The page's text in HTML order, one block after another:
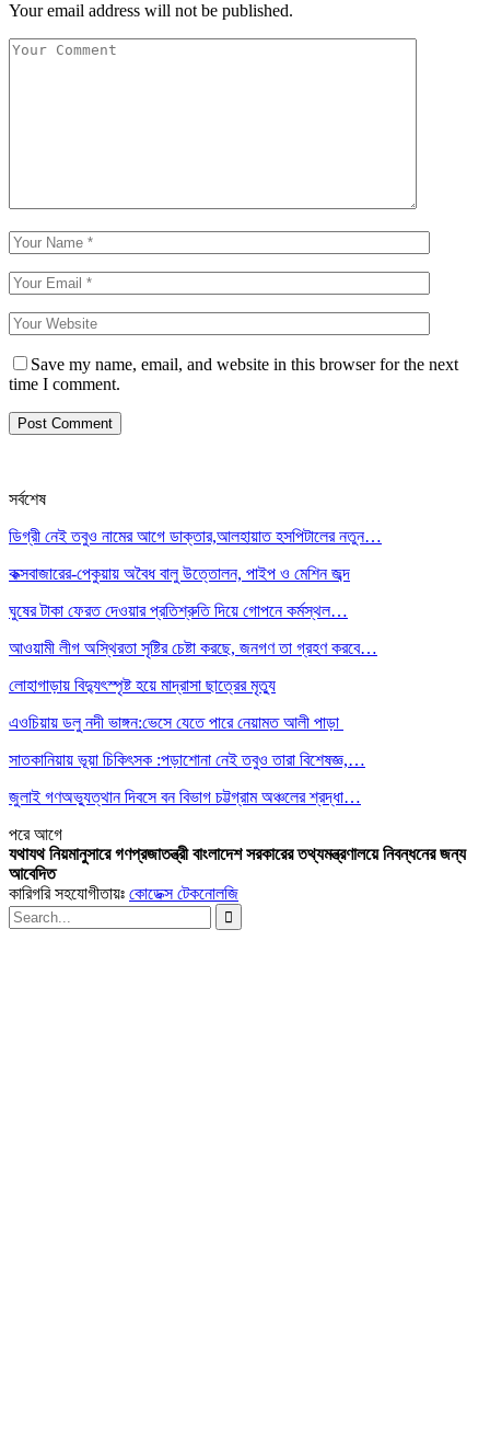
Your email address will not be published.
Save my name, email, and website in this browser for the next
time I comment.
সর্বশেষ
ডিগ্রী নেই তবুও নামের আগে ডাক্তার,আলহায়াত হসপিটালের নতুন…
কক্সবাজারের-পেকুয়ায় অবৈধ বালু উত্তোলন, পাইপ ও মেশিন জব্দ
ঘুষের টাকা ফেরত দেওয়ার প্রতিশ্রুতি দিয়ে গোপনে কর্মস্থল…
আওয়ামী লীগ অস্থিরতা সৃষ্টির চেষ্টা করছে, জনগণ তা গ্রহণ করবে…
লোহাগাড়ায় বিদ্যুৎস্পৃষ্ট হয়ে মাদ্রাসা ছাত্রের মৃত্যু
এওচিয়ায় ডলু নদী ভাঙ্গন:ভেসে যেতে পারে নেয়ামত আলী পাড়া
সাতকানিয়ায় ভূয়া চিকিৎসক :পড়াশোনা নেই তবুও তারা বিশেষজ্ঞ,…
জুলাই গণঅভ্যুত্থান দিবসে বন বিভাগ চট্টগ্রাম অঞ্চলের শ্রদ্ধা…
পরেআগে
যথাযথ নিয়মানুসারে গণপ্রজাতন্ত্রী বাংলাদেশ সরকারের তথ্যমন্ত্রণালয়ে নিবন্ধনের জন্য
আবেদিত
কারিগরি সহযোগীতায়ঃ কোডেক্স টেকনোলজি